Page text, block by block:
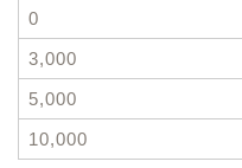
0
3,000
5,000
10,000